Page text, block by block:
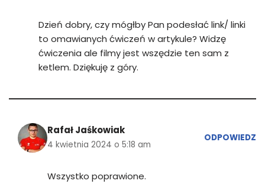
Dzień dobry, czy mógłby Pan podesłać link/ linki
to omawianych ćwiczeń w artykule? Widzę
ćwiczenia ale filmy jest wszędzie ten sam z
ketlem. Dziękuję z góry.
Rafał Jaśkowiak
4 kwietnia 2024 o 5:18 am
ODPOWIEDZ
Wszystko poprawione.